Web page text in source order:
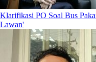
Klarifikasi PO Soal Bus
Lawan'